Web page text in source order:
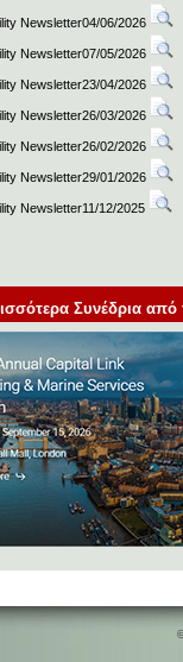
Newsletter04/06/2026
Newsletter07/05/2026
Newsletter23/04/2026
Newsletter26/03/2026
Newsletter26/02/2026
Newsletter29/01/2026
Newsletter11/12/2025
Συνέδρια από